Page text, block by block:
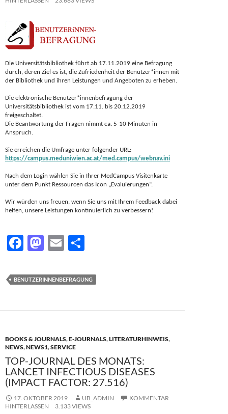
Die Universitätsbibliothek führt ab 17.11.2019 eine Befragung
durch, deren Ziel es ist, die Zufriedenheit der Benutzer*innen mit
der Bibliothek und ihren Leistungen und Angeboten zu erheben.
Die elektronische Benutzer*innenbefragung der
Universitätsbibliothek ist vom 17.11. bis 20.12.2019
freigeschaltet.
Die Beantwortung der Fragen nimmt ca. 5-10 Minuten in
Anspruch.
Sie erreichen die Umfrage unter folgender URL:
https://campus.meduniwien.ac.at/med.campus/webnav.ini
Nach dem Login wählen Sie in Ihrer MedCampus Visitenkarte
unter dem Punkt Ressourcen das Icon „Evaluierungen“.
Wir würden uns freuen, wenn Sie uns mit Ihrem Feedback dabei
helfen, unsere Leistungen kontinuierlich zu verbessern!
F
e
o
k
M
to
o
E
ail le
BENUTZERINNENBEFRAGUNG
BOOKS & JOURNALS,E-JOURNALS,LITERATURHINWEIS,
NEWS,NEWS1,SERVICE
TOP-JOURNAL DES MONATS:
LANCET INFECTIOUS DISEASES
(IMPACT FACTOR: 27.516)
17. OKTOBER 2019 UB_ADMIN
KOMMENTAR
HINTERLASSEN
3.133 VIEWS